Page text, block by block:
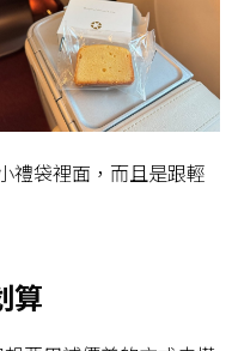
禮袋裡面，而且是跟輕
算